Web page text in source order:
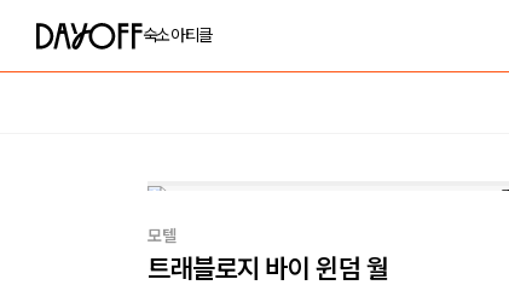
숙소아티클
모텔
트래블로지 바이 윈덤 월